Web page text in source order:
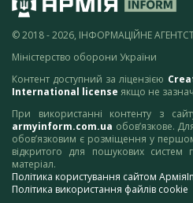
© 2018 - 2026, ІНФОРМАЦІЙНЕ
Міністерство оборони України
Контент доступний за ліцензією
International license якщо не
При використанні контенту з
armyinform.com.ua обов’язкове.
обов’язковим є розміщення у
відкритого для пошукових систем
матеріал.
Політика користування сайтом
Політика використання файлів cookie